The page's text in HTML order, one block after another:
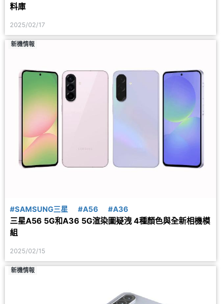
料庫
2025/02/17
新機情報
#SAMSUNG三星 #A56 #A36
三星A56 5G和A36 5G渲染圖疑洩 4種顏色與全新相機模
組
2025/02/15
新機情報